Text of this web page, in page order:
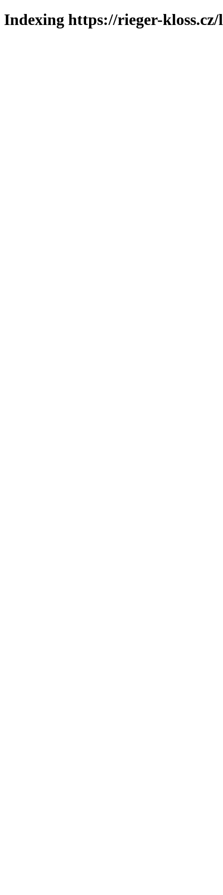
Indexing https://rieger-